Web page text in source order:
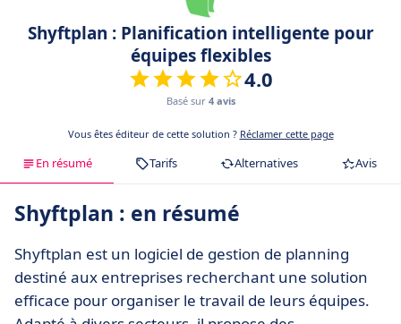
Shyftplan : Planification intelligente pour
équipes flexibles
4.0
Basé sur 4 avis
Vous êtes éditeur de cette solution ? Réclamer cette page
En résumé Tarifs Alternatives Avis
Shyftplan : en résumé
Shyftplan est un logiciel de gestion de planning
destiné aux entreprises recherchant une solution
efficace pour organiser le travail de leurs équipes.